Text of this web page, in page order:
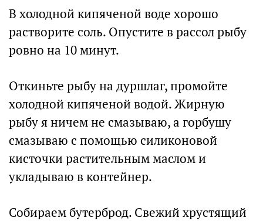
В холодной кипяченой воде хорошо
растворите соль. Опустите в рассол рыбу
ровно на 10 минут.
Откиньте рыбу на дуршлаг, промойте
холодной кипяченой водой. Жирную
рыбу я ничем не смазываю, а горбушу
смазываю с помощью силиконовой
кисточки растительным маслом и
укладываю в контейнер.
Собираем бутерброд. Свежий хрустящий